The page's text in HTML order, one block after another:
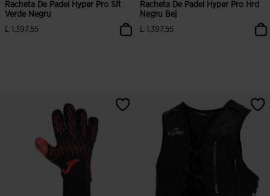
Racheta De Padel Hyper Pro Sft
Verde Negru
L 1.397,55
Racheta De Padel Hyper Pro Hrd
Negru Bej
L 1.397,55
3,2 din 5 evaluări ale clienților